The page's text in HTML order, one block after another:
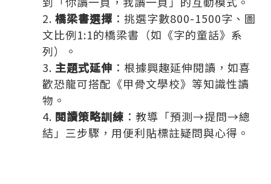
橋梁書選擇 ：挑選字數800-1500字、圖
文比例1:1的橋梁書（如《字的童話》系
列）。
主題式延伸 ：根據興趣延伸閱讀，如喜
歡恐龍可搭配《甲骨文學校》等知識性讀
物。
閱讀策略訓練 ：教導「預測→提問→總
結」三步驟，用便利貼標註疑問與心得。